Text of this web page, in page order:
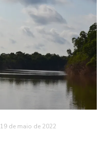
19 de maio de 2022